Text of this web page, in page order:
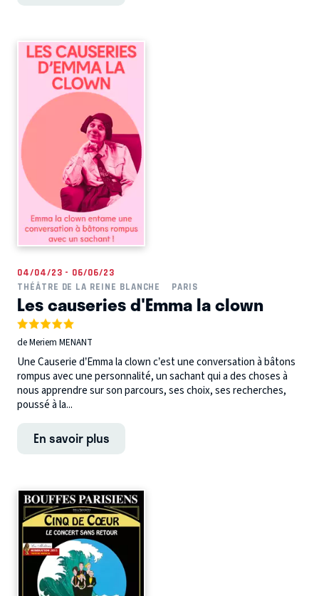
04/04/23 - 06/06/23
THÉÂTRE DE LA REINE BLANCHE
PARIS
Les causeries d'Emma la clown
de Meriem MENANT
Une Causerie d’Emma la clown c’est une conversation à bâtons
rompus avec une personnalité, un sachant qui a des choses à
nous apprendre sur son parcours, ses choix, ses recherches,
poussé à la...
En savoir plus